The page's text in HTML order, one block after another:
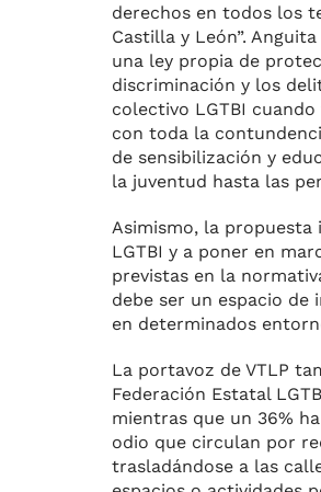
derechos en todos los
Castilla y León”.
una ley propia de
discriminación y los
colectivo LGTBI
con toda la
de sensibilización y
la juventud hasta las
Asimismo, la
LGTBI y a poner en
previstas en la
debe ser un espacio de
en determinados
La portavoz de VTLP
Federación Estatal
mientras que un 36%
odio que circulan por
trasladándose a las